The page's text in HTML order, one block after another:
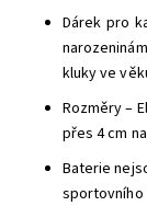
Dárek pro
kluky ve
Rozměry –
přes 4 cm
Baterie
sportovního